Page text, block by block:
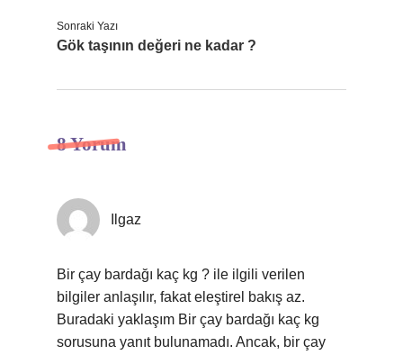
Sonraki Yazı
Gök taşının değeri ne kadar ?
8 Yorum
Ilgaz
Bir çay bardağı kaç kg ? ile ilgili verilen
bilgiler anlaşılır, fakat eleştirel bakış az.
Buradaki yaklaşım Bir çay bardağı kaç kg
sorusuna yanıt bulunamadı. Ancak, bir çay